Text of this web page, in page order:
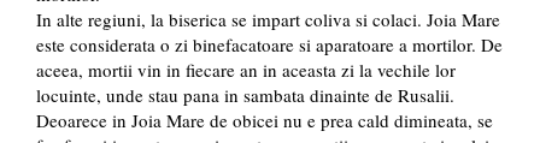
In alte regiuni, la biserica se impart coliva si colaci. Joia Mare
este considerata o zi binefacatoare si aparatoare a mortilor. De
aceea, mortii vin in fiecare an in aceasta zi la vechile lor
locuinte, unde stau pana in sambata dinainte de Rusalii.
Deoarece in Joia Mare de obicei nu e prea cald dimineata, se